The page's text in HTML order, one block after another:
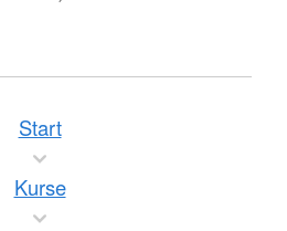
Start
Kurse